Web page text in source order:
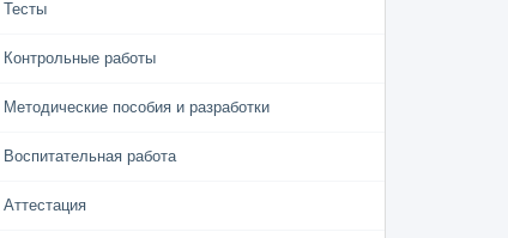
Тесты
Контрольные работы
Методические пособия и разработки
Воспитательная работа
Аттестация